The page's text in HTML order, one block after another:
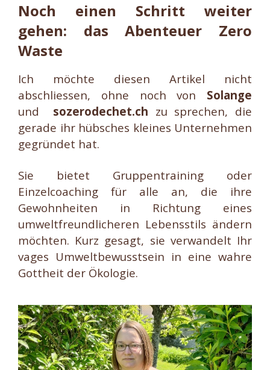
Noch einen Schritt weiter
gehen: das Abenteuer Zero
Waste
Ich möchte diesen Artikel nicht
abschliessen, ohne noch von Solange
und sozerodechet.ch zu sprechen, die
gerade ihr hübsches kleines Unternehmen
gegründet hat.
Sie bietet Gruppentraining oder
Einzelcoaching für alle an, die ihre
Gewohnheiten in Richtung eines
umweltfreundlicheren Lebensstils ändern
möchten. Kurz gesagt, sie verwandelt Ihr
vages Umweltbewusstsein in eine wahre
Gottheit der Ökologie.